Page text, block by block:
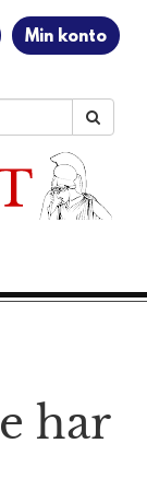
Min konto
har